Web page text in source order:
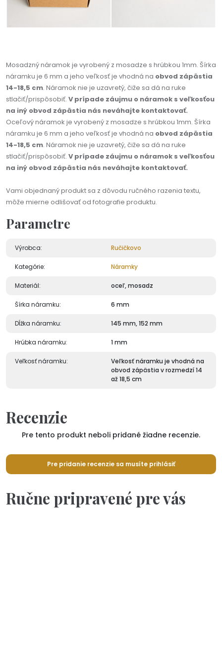
Mosadzný náramok je vyrobený z mosadze s hrúbkou 1mm. Šírka
náramku je 6 mm a jeho veľkosť je vhodná na obvod zápästia
14-18,5 cm. Náramok nie je uzavretý, čiže sa dá na ruke
stlačiť/prispôsobiť. V prípade záujmu o náramok s veľkosťou
na iný obvod zápästia nás neváhajte kontaktovať.
Oceľový náramok je vyrobený z mosadze s hrúbkou 1mm. Šírka
náramku je 6 mm a jeho veľkosť je vhodná na obvod zápästia
14-18,5 cm. Náramok nie je uzavretý, čiže sa dá na ruke
stlačiť/prispôsobiť. V prípade záujmu o náramok s veľkosťou
na iný obvod zápästia nás neváhajte kontaktovať.
Vami objednaný produkt sa z dôvodu ručného razenia textu,
môže mierne odlišovať od fotografie produktu.
Parametre
Výrobca: Ručičkovo
Kategórie: Náramky
Materiál: oceľ, mosadz
Šírka náramku: 6 mm
Dĺžka náramku: 145 mm, 152 mm
Hrúbka náramku: 1 mm
Veľkosť náramku:
Veľkosť náramku je vhodná na
obvod zápästia v rozmedzí 14
až 18,5 cm
Recenzie
Pre tento produkt neboli pridané žiadne recenzie.
Pre pridanie recenzie sa musíte prihlásiť
Ručne pripravené pre vás